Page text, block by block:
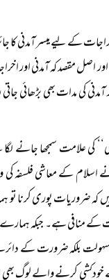
کے لیے میسر آمدنی کا
اصل مقصد کہ آمدنی اور
کی مدات بھی بڑھائی
علامت سمجھا جانے لگا
نے اسلام کے معاشی
(۲) سہولت اور (۳) تعیش۔ وہ فرماتے ہیں کہ
کے منافی ہے۔ جبکہ ہمارے
سہولت بلکہ ضرورت کے
خودکشی کرنے والے لوگ